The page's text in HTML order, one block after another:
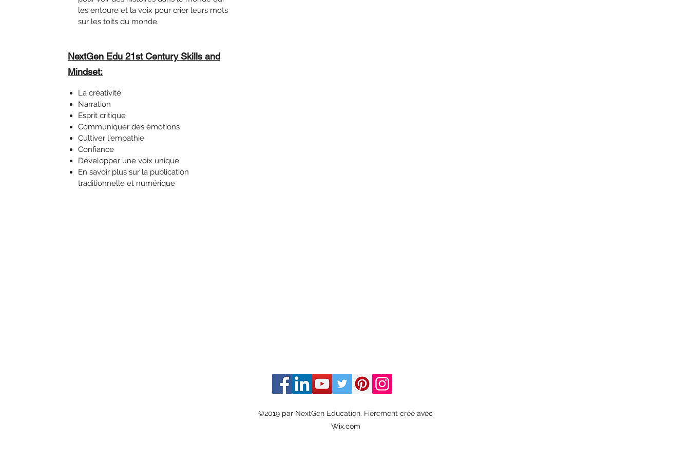
les entoure et la voix pour crier leurs mots
sur les toits du monde.
NextGen Edu 21st Century Skills and
Mindset:
La créativité
Narration
Esprit critique
Communiquer des émotions
Cultiver l'empathie
Confiance
Développer une voix unique
En savoir plus sur la publication
traditionnelle et numérique
©2019 par NextGen Education. Fièrement créé avec
Wix.com